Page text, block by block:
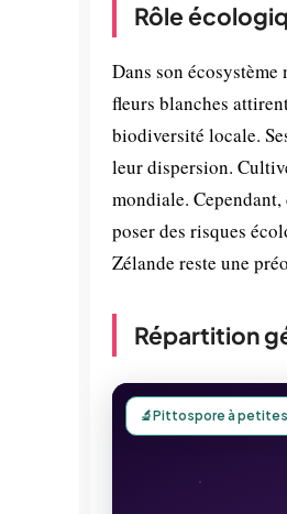
Rôle
Dans son
fleurs blanches
biodiversité locale.
leur dispersion.
mondiale.
poser des risques
Zélande reste une
Répartition